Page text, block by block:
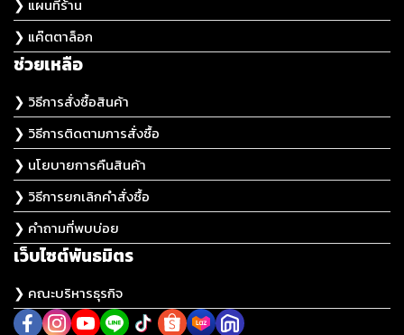
❯ แผนที่ร้าน
❯ แค๊ตตาล็อก
ช่วยเหลือ
❯ วิธีการสั่งซื้อสินค้า
❯ วิธีการติดตามการสั่งซื้อ
❯ นโยบายการคืนสินค้า
❯ วิธีการยกเลิกคำสั่งซื้อ
❯ คำถามที่พบบ่อย
เว็บไซต์พันธมิตร
❯ คณะบริหารธุรกิจ